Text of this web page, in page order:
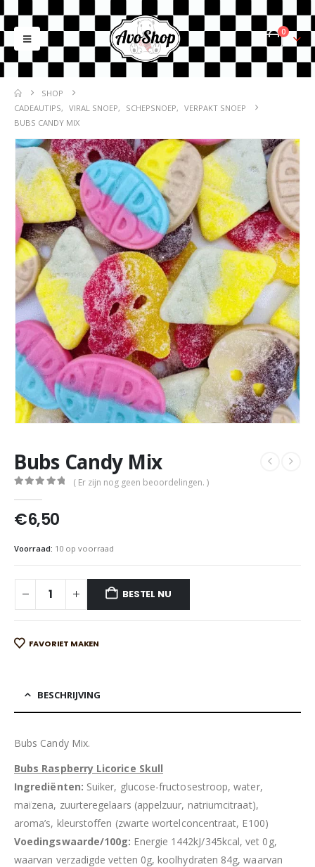
0
SHOP
CADEAUTIPS, VIRAL SNOEP, SCHEPSNOEP, VERPAKT SNOEP
BUBS CANDY MIX
Bubs Candy Mix
( Er zijn nog geen beoordelingen. )
€6,50
Voorraad: 10 op voorraad
BESTEL NU
FAVORIET MAKEN
BESCHRIJVING
Bubs Candy Mix.
Bubs Raspberry Licorice Skull
Ingrediënten: Suiker, glucose-fructosestroop, water,
maïzena, zuurteregelaars (appelzuur, natriumcitraat),
aroma’s, kleurstoffen (zwarte wortelconcentraat, E100)
Voedingswaarde/100g: Energie 1442kJ/345kcal, vet 0g,
waarvan verzadigde vetten 0g, koolhydraten 84g, waarvan